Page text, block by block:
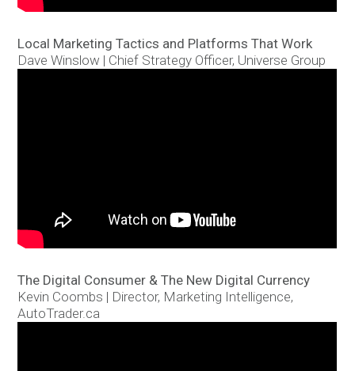
Local Marketing Tactics and Platforms That Work
Dave Winslow | Chief Strategy Officer, Universe Group
The Digital Consumer & The New Digital Currency
Kevin Coombs | Director, Marketing Intelligence,
AutoTrader.ca